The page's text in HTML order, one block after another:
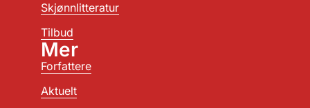
Skjønnlitteratur
Tilbud
Mer
Forfattere
Aktuelt